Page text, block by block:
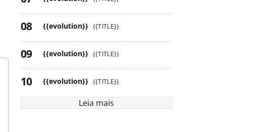
{{evolution}} {{TITLE}}
{{evolution}} {{TITLE}}
{{evolution}} {{TITLE}}
Leia mais